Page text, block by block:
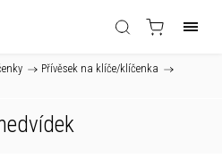
/ Přívěsek na klíče/klíčenka /